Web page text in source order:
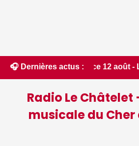
🎧 Dernières actus :
ce 12 août - Le Berry
Radio Le Châtelet
musicale du